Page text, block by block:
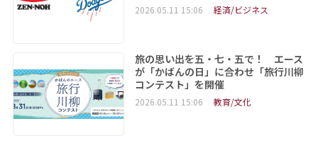
2026.05.11 15:06 経済/ビジネス
旅の思い出を五・七・五で！ エース
が「かばんの日」に合わせ「旅行川柳
コンテスト」を開催
2026.05.11 15:06 教育/文化